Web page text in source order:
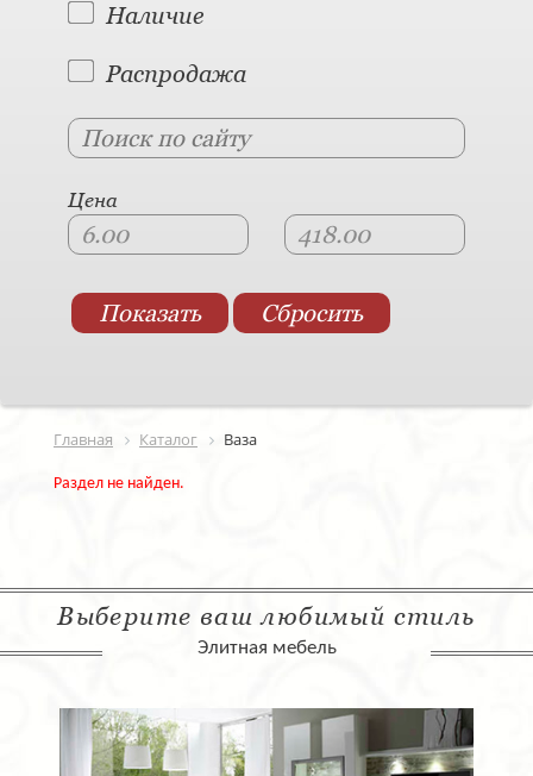
Наличие
Распродажа
Цена
Главная Каталог Ваза
Раздел не найден.
Выберите ваш любимый стиль
Элитная мебель